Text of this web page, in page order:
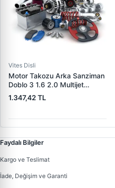
Vites Disli
Motor Takozu Arka Sanziman
Doblo 3 1.6 2.0 Multijet
(Orjinal Uretim) | MAXI 9549-
O | OEM 51831511
1.347,42 TL
Faydalı Bilgiler
Kargo ve Teslimat
İade, Değişim ve Garanti